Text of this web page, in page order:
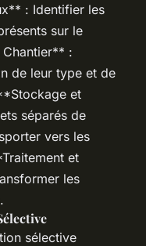
: Identifier les
sur le
:
de leur type et de
et
séparés de
vers les
et
les
sélective